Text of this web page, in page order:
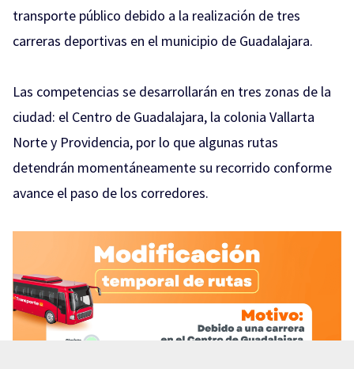
transporte público debido a la realización de tres
carreras deportivas en el municipio de Guadalajara.
Las competencias se desarrollarán en tres zonas de la
ciudad: el Centro de Guadalajara, la colonia Vallarta
Norte y Providencia, por lo que algunas rutas
detendrán momentáneamente su recorrido conforme
avance el paso de los corredores.